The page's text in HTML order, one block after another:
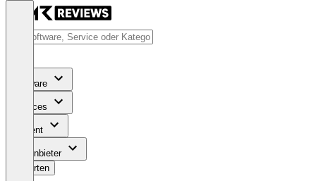
Software
Services
Content
Für Anbieter
Bewerten